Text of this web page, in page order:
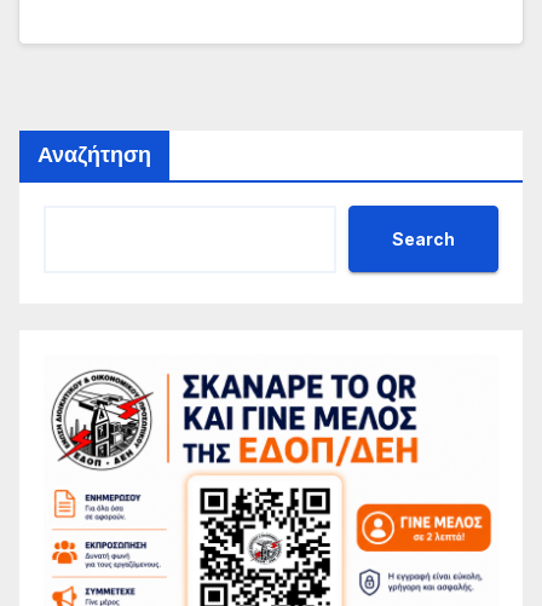
Αναζήτηση
Search